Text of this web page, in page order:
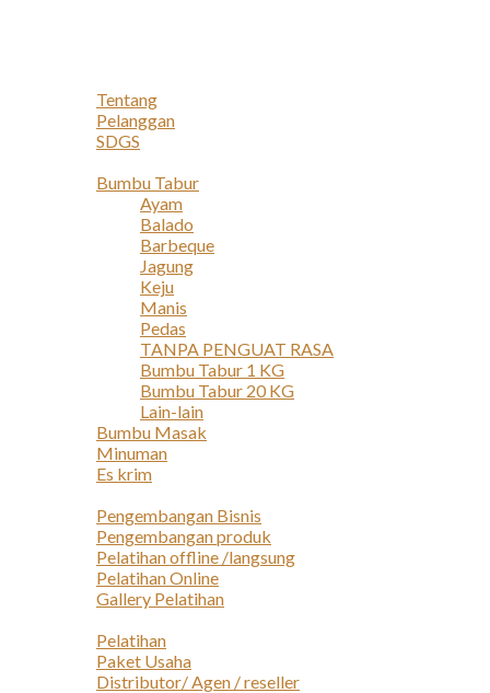
Tentang
Pelanggan
SDGS
Bumbu Tabur
Ayam
Balado
Barbeque
Jagung
Keju
Manis
Pedas
TANPA PENGUAT RASA
Bumbu Tabur 1 KG
Bumbu Tabur 20 KG
Lain-lain
Bumbu Masak
Minuman
Es krim
Pengembangan Bisnis
Pengembangan produk
Pelatihan offline /langsung
Pelatihan Online
Gallery Pelatihan
Pelatihan
Paket Usaha
Distributor/ Agen / reseller